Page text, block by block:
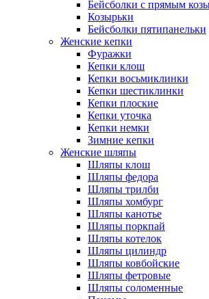
Бейсболки с прямым
Козырьки
Бейсболки пятипанельки
Женские кепки
Фуражки
Кепки клош
Кепки восьмиклинки
Кепки шестиклинки
Кепки плоские
Кепки уточка
Кепки немки
Зимние кепки
Женские шляпы
Шляпы клош
Шляпы федора
Шляпы трилби
Шляпы хомбург
Шляпы канотье
Шляпы поркпай
Шляпы котелок
Шляпы цилиндр
Шляпы ковбойские
Шляпы фетровые
Шляпы соломенные